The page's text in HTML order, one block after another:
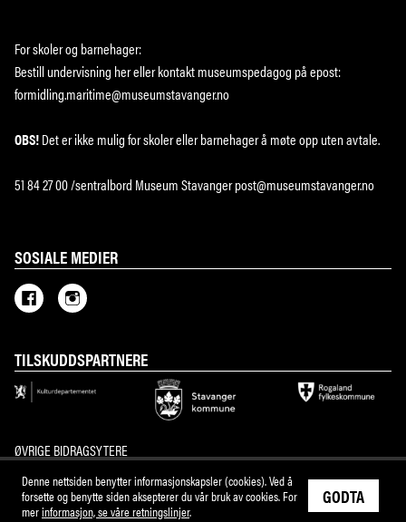
For skoler og barnehager:
Bestill undervisning hereller kontakt museumspedagog på epost:
formidling.maritime@museumstavanger.no
OBS!Det er ikke mulig for skoler eller barnehager å møte opp uten avtale.
51 84 27 00 /sentralbord Museum Stavanger post@museumstavanger.no
SOSIALE MEDIER
TILSKUDDSPARTNERE
ØVRIGE BIDRAGSYTERE
Denne nettsiden benytter informasjonskapsler (cookies). Ved å
forsette og benytte siden aksepterer du vår bruk av cookies. For
merinformasjon, se våre retningslinjer.
GODTA